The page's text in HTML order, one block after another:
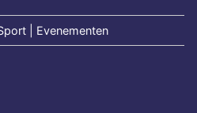
| Evenementen